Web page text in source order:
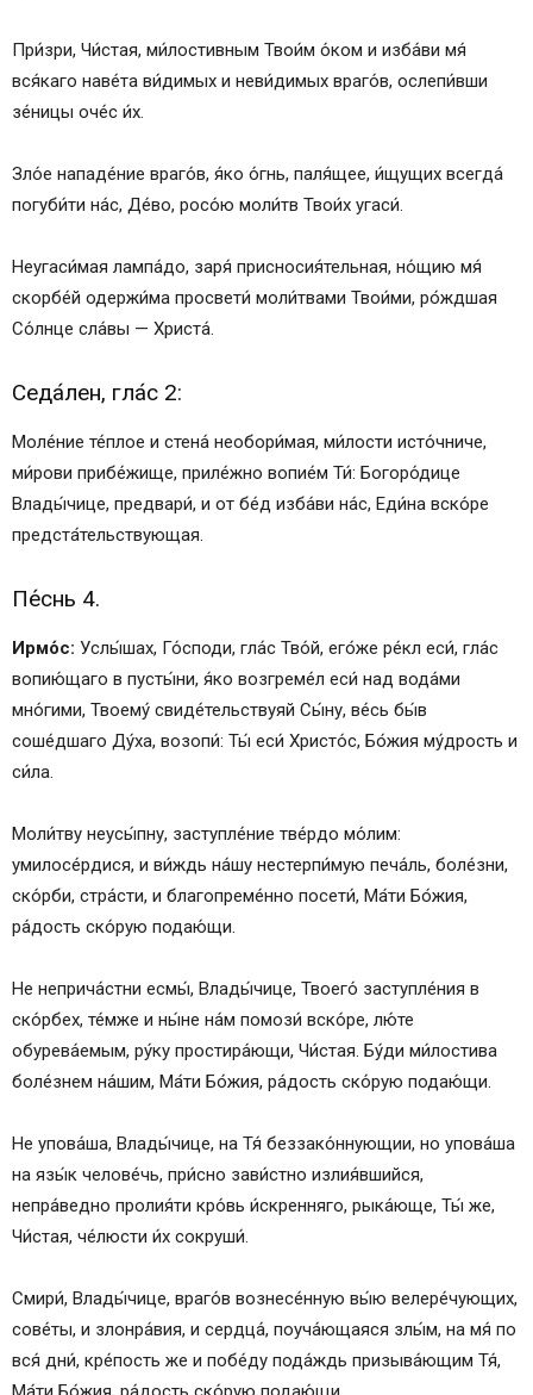
Икос 11
Кондак 12
Икос 12
Мо­ли́т­ва пер­вая
Мо­ли́т­ва вто­рая
Иконография
Литература
Что означает икона «Утоли моя печали»
Где находится икона «Утоли печали»
Икона «Утоли моя печали» — в чем помогает
«Утоли мои печали» — икона, о чем молятся
Молитвы перед образом Утешительницы
При́зри, Чи́стая, ми́лостивным Твои́м о́ком и изба́ви мя́
вся́каго наве́та ви́димых и неви́димых враго́в, ослепи́вши
зе́ницы оче́с и́х.
Зло́е нападе́ние враго́в, я́ко о́гнь, паля́щее, и́щущих всегда́
погуби́ти на́с, Де́во, росо́ю моли́тв Твои́х угаси́.
Неугаси́мая лампа́до, заря́ присносия́тельная, но́щию мя́
скорбе́й одержи́ма просвети́ моли́твами Твои́ми, ро́ждшая
Со́лнце сла́вы — Христа́.
Седа́лен, гла́с 2:
Моле́ние те́плое и стена́ необори́мая, ми́лости исто́чниче,
ми́рови прибе́жище, приле́жно вопие́м Ти́: Богоро́дице
Влады́чице, предвари́, и от бе́д изба́ви на́с, Еди́на вско́ре
предста́тельствующая.
Пе́снь 4.
Ирмо́с: Услы́шах, Го́споди, гла́с Тво́й, его́же ре́кл еси́, гла́с
вопию́щаго в пусты́ни, я́ко возгреме́л еси́ над вода́ми
мно́гими, Твоему́ свиде́тельствуяй Сы́ну, ве́сь бы́в
соше́дшаго Ду́ха, возопи́: Ты́ еси́ Христо́с, Бо́жия му́дрость и
си́ла.
Моли́тву неусы́пну, заступле́ние тве́рдо мо́лим:
умилосе́рдися, и ви́ждь на́шу нестерпи́мую печа́ль, боле́зни,
ско́рби, стра́сти, и благопреме́нно посети́, Ма́ти Бо́жия,
ра́дость ско́рую подаю́щи.
Не неприча́стни есмы́, Влады́чице, Твоего́ заступле́ния в
ско́рбех, те́мже и ны́не на́м помози́ вско́ре, лю́те
обурева́емым, ру́ку простира́ющи, Чи́стая. Бу́ди ми́лостива
боле́знем на́шим, Ма́ти Бо́жия, ра́дость ско́рую подаю́щи.
Не упова́ша, Влады́чице, на Тя́ беззако́ннующии, но упова́ша
на язы́к челове́чь, при́сно зави́стно излия́вшийся,
непра́ведно пролия́ти кро́вь и́скренняго, рыка́юще, Ты́ же,
Чи́стая, че́люсти и́х сокруши́.
Смири́, Влады́чице, враго́в вознесе́нную вы́ю велере́чующих,
сове́ты, и злонра́вия, и сердца́, поуча́ющаяся злы́м, на мя́ по
вся́ дни́, кре́пость же и побе́ду пода́ждь призыва́ющим Тя́,